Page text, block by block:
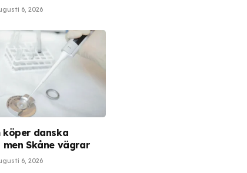
6, 2026
köper danska
men Skåne vägrar
6, 2026